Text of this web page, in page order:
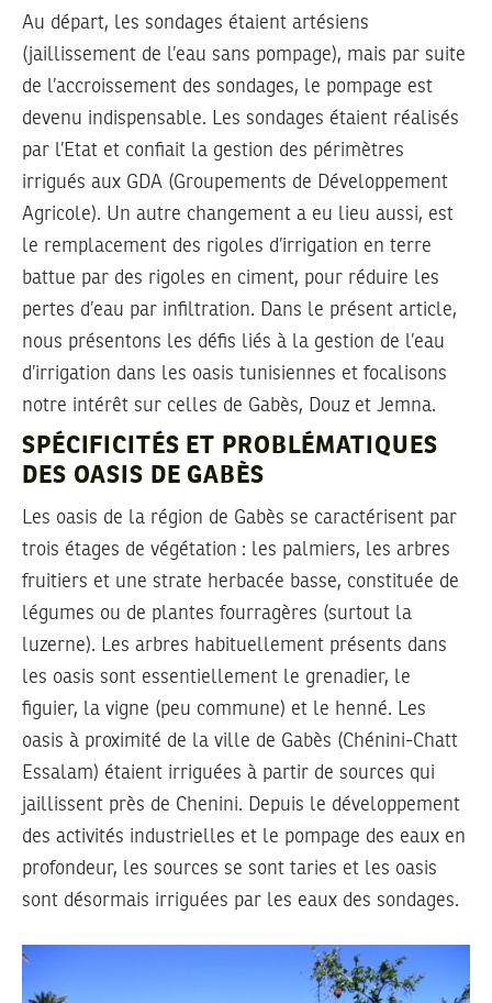
Au départ, les sondages étaient artésiens
(jaillissement de l’eau sans pompage), mais par suite
de l’accroissement des sondages, le pompage est
devenu indispensable. Les sondages étaient réalisés
par l’Etat et confiait la gestion des périmètres
irrigués aux GDA (Groupements de Développement
Agricole). Un autre changement a eu lieu aussi, est
le remplacement des rigoles d’irrigation en terre
battue par des rigoles en ciment, pour réduire les
pertes d’eau par infiltration. Dans le présent article,
nous présentons les défis liés à la gestion de l’eau
d’irrigation dans les oasis tunisiennes et focalisons
notre intérêt sur celles de Gabès, Douz et Jemna.
SPÉCIFICITÉS ET PROBLÉMATIQUES
DES OASIS DE GABÈS
Les oasis de la région de Gabès se caractérisent par
trois étages de végétation : les palmiers, les arbres
fruitiers et une strate herbacée basse, constituée de
légumes ou de plantes fourragères (surtout la
luzerne). Les arbres habituellement présents dans
les oasis sont essentiellement le grenadier, le
figuier, la vigne (peu commune) et le henné. Les
oasis à proximité de la ville de Gabès (Chénini-Chatt
Essalam) étaient irriguées à partir de sources qui
jaillissent près de Chenini. Depuis le développement
des activités industrielles et le pompage des eaux en
profondeur, les sources se sont taries et les oasis
sont désormais irriguées par les eaux des sondages.